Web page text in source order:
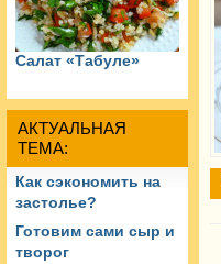
Салат «Табуле»
АКТУАЛЬНАЯ
ТЕМА:
Как сэкономить на
застолье?
Готовим сами сыр и
творог